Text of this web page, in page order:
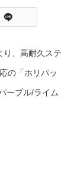
り、高耐久ステ
の「ホリパッ
ープル/ライム